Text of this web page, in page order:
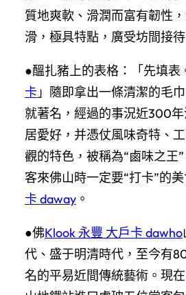
質地爽軟、滑潤而富有韌性
滑，極具特點，廣受坊間接待
●醞扎豬上的表格：「先填表
卡 」隨即拿出一條清潔的毛
就著名，經過的事況近300
居愛好，并憑仗風味奇特、
觀的特色，被稱為“鹵味之王
客來佛山時一定要“打卡”的
卡 daway 。
●佛Klook 永豐 大戶卡 dawho
代、盛于明清時代，至今有
名的平易近間傳統藝術。現